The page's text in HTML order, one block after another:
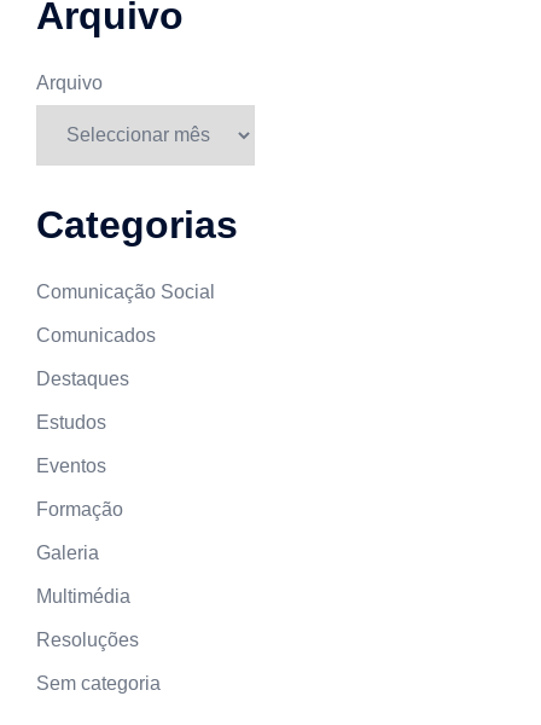
Arquivo
Arquivo
Categorias
Comunicação Social
Comunicados
Destaques
Estudos
Eventos
Formação
Galeria
Multimédia
Resoluções
Sem categoria